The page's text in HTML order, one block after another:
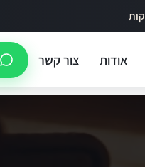
אודות צור קשר